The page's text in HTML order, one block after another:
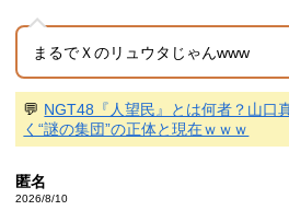
まるでＸのリュウタじゃんwww
💬 NGT48『人望民』とは何者？山口
く“謎の集団”の正体と現在ｗｗｗ
匿名
2026/8/10